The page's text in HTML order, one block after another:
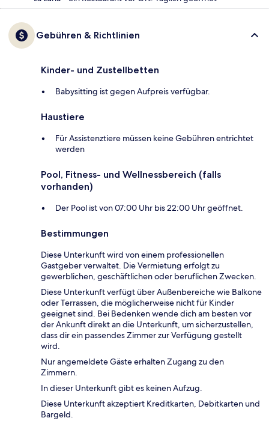
Gebühren & Richtlinien
Kinder- und Zustellbetten
Babysitting ist gegen Aufpreis verfügbar.
Haustiere
Für Assistenztiere müssen keine Gebühren entrichtet
werden
Pool, Fitness- und Wellnessbereich (falls
vorhanden)
Der Pool ist von 07:00 Uhr bis 22:00 Uhr geöffnet.
Bestimmungen
Diese Unterkunft wird von einem professionellen
Gastgeber verwaltet. Die Vermietung erfolgt zu
gewerblichen, geschäftlichen oder beruflichen Zwecken.
Diese Unterkunft verfügt über Außenbereiche wie Balkone
oder Terrassen, die möglicherweise nicht für Kinder
geeignet sind. Bei Bedenken wende dich am besten vor
der Ankunft direkt an die Unterkunft, um sicherzustellen,
dass dir ein passendes Zimmer zur Verfügung gestellt
wird.
Nur angemeldete Gäste erhalten Zugang zu den
Zimmern.
In dieser Unterkunft gibt es keinen Aufzug.
Diese Unterkunft akzeptiert Kreditkarten, Debitkarten und
Bargeld.